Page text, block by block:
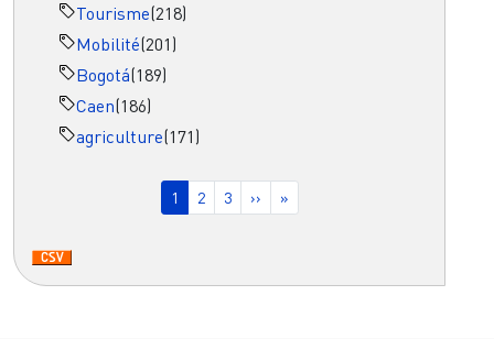
Tourisme(218)
Mobilité(201)
Bogotá(189)
Caen(186)
agriculture(171)
Page courante
1 Page
2 Page
3 Page suivante
›› Dernière page
»